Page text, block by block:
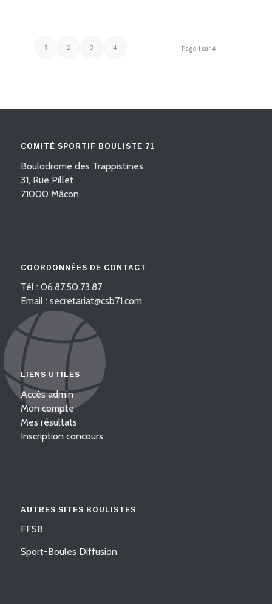
Page 1 sur 4
1 2 3 4
COMITÉ SPORTIF BOULISTE 71
Boulodrome des Trappistines
31, Rue Pillet
71000 Mâcon
COORDONNÉES DE CONTACT
Tél : 06.87.50.73.87
Email : secretariat@csb71.com
LIENS UTILES
Accès admin
Mon compte
Mes résultats
Inscription concours
AUTRES SITES BOULISTES
FFSB
Sport-Boules Diffusion